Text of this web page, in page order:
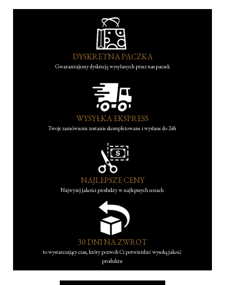
DYSKRETNA PACZKA
Gwarantujemy dyskrecję wysyłanych przez nas paczek
WYSYŁKA EKSPRESS
Twoje zamówienie zostanie skompletowane i wysłane do 24h
NAJLEPSZE CENY
Najwyżej jakości produkty w najlepszych cenach
30 DNI NA ZWROT
to wystarczający czas, który pozwoli Ci potwierdzić wysoką jakość
produktu